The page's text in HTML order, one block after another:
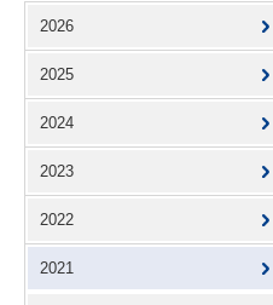
2026
2025
2024
2023
2022
2021